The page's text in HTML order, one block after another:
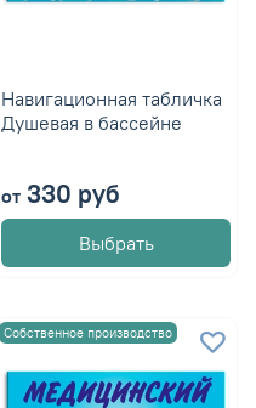
Навигационная табличка
Душевая в бассейне
от330 руб
Выбрать
Собственное производство